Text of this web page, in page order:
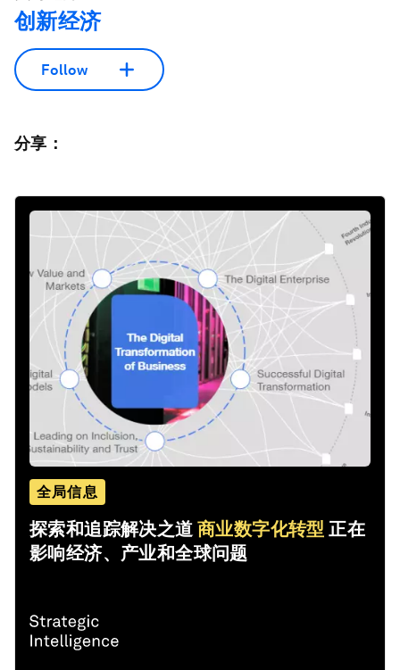
创新经济
Follow
分享：
全局信息
探索和追踪解决之道 商业数字化转型 正在
影响经济、产业和全球问题